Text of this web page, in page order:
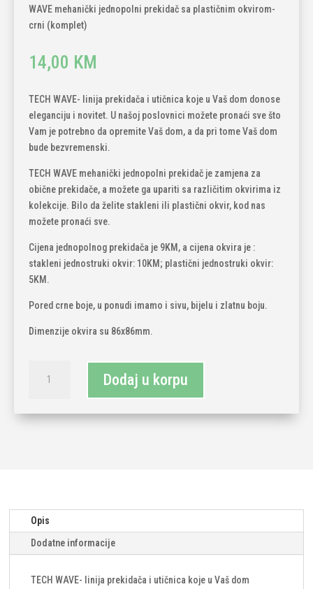
WAVE mehanički jednopolni prekidač sa plastičnim okvirom-
crni (komplet)
14,00 KM
TECH WAVE- linija prekidača i utičnica koje u Vaš dom donose
eleganciju i novitet. U našoj poslovnici možete pronaći sve što
Vam je potrebno da opremite Vaš dom, a da pri tome Vaš dom
bude bezvremenski.
TECH WAVE mehanički jednopolni prekidač je zamjena za
obične prekidače, a možete ga upariti sa različitim okvirima iz
kolekcije. Bilo da želite stakleni ili plastični okvir, kod nas
možete pronaći sve.
Cijena jednopolnog prekidača je 9KM, a cijena okvira je :
stakleni jednostruki okvir: 10KM; plastični jednostruki okvir:
5KM.
Pored crne boje, u ponudi imamo i sivu, bijelu i zlatnu boju.
Dimenzije okvira su 86x86mm.
WAVE
jednopolni
(komplet)
količina
Dodaj u korpu
Opis
Dodatne informacije
TECH WAVE- linija prekidača i utičnica koje u Vaš dom